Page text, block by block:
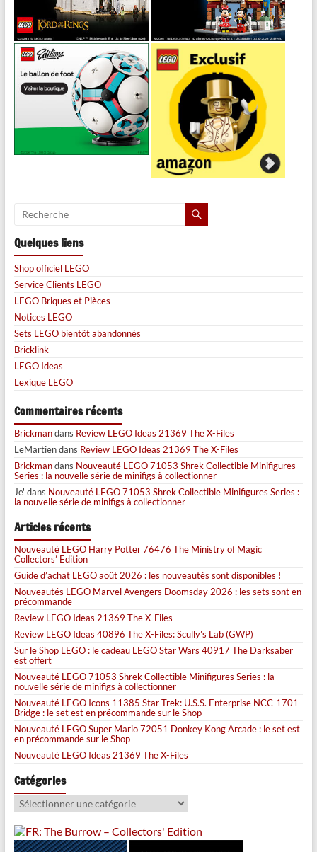
Quelques liens
Shop officiel LEGO
Service Clients LEGO
LEGO Briques et Pièces
Notices LEGO
Sets LEGO bientôt abandonnés
Bricklink
LEGO Ideas
Lexique LEGO
Commentaires récents
Brickmandans Review LEGO Ideas 21369 The X-Files
LeMartiendans Review LEGO Ideas 21369 The X-Files
Brickmandans Nouveauté LEGO 71053 Shrek Collectible Minifigures
Series : la nouvelle série de minifigs à collectionner
Je' dans Nouveauté LEGO 71053 Shrek Collectible Minifigures Series :
la nouvelle série de minifigs à collectionner
Articles récents
Nouveauté LEGO Harry Potter 76476 The Ministry of Magic
Collectors’ Edition
Guide d’achat LEGO août 2026 : les nouveautés sont disponibles !
Nouveautés LEGO Marvel Avengers Doomsday 2026 : les sets sont en
précommande
Review LEGO Ideas 21369 The X-Files
Review LEGO Ideas 40896 The X-Files: Scully’s Lab (GWP)
Sur le Shop LEGO : le cadeau LEGO Star Wars 40917 The Darksaber
est offert
Nouveauté LEGO 71053 Shrek Collectible Minifigures Series : la
nouvelle série de minifigs à collectionner
Nouveauté LEGO Icons 11385 Star Trek: U.S.S. Enterprise NCC-1701
Bridge : le set est en précommande sur le Shop
Nouveauté LEGO Super Mario 72051 Donkey Kong Arcade : le set est
en précommande sur le Shop
Nouveauté LEGO Ideas 21369 The X-Files
Catégories
Catégories